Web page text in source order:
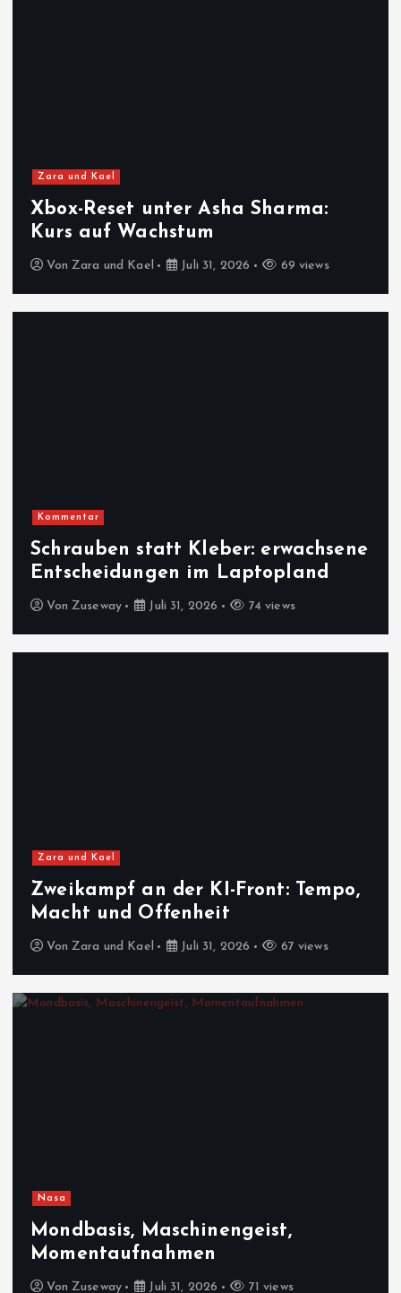
Zara und Kael
Xbox-Reset unter Asha Sharma:
Kurs auf Wachstum
Von Zara und Kael Juli 31, 2026 69 views
Kommentar
Schrauben statt Kleber: erwachsene
Entscheidungen im Laptopland
Von Zuseway Juli 31, 2026 74 views
Zara und Kael
Zweikampf an der KI-Front: Tempo,
Macht und Offenheit
Von Zara und Kael Juli 31, 2026 67 views
Nasa
Mondbasis, Maschinengeist,
Momentaufnahmen
Von Zuseway Juli 31, 2026 71 views